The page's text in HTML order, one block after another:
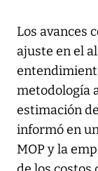
Los avances
ajuste en el
metodología
estimación
informó en
MOP y la